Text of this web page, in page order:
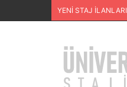
YENİ STAJ İLANLARI